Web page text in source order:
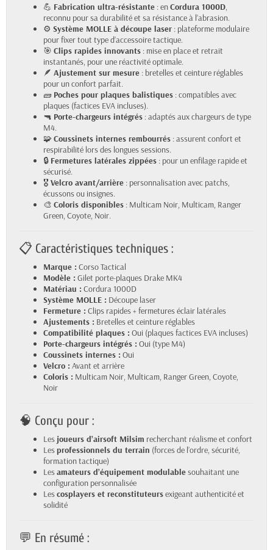
💪 Fabrication ultra-résistante : enCordura 1000D,
reconnu pour sa durabilité et sa résistance à l’abrasion.
⚙️ Système MOLLE à découpe laser : plateforme modulaire
pour fixer tout type d’accessoire tactique.
🎯 Clips rapides innovants : mise en place et retrait
instantanés, pour une réactivité optimale.
🪶 Ajustement sur mesure : bretelles et ceinture réglables
pour un confort parfait.
🧱 Poches pour plaques balistiques : compatibles avec
plaques (factices EVA incluses).
🔫 Porte-chargeurs intégrés : adaptés aux chargeurs de type
M4.
🧩 Coussinets internes rembourrés : assurent confort et
respirabilité lors des longues sessions.
🔒 Fermetures latérales zippées : pour un enfilage rapide et
sécurisé.
🎖️ Velcro avant/arrière : personnalisation avec patchs,
écussons ou insignes.
🎨 Coloris disponibles : Multicam Noir, Multicam, Ranger
Green, Coyote, Noir.
📋 Caractéristiques techniques :
Marque : Corso Tactical
Modèle : Gilet porte-plaques Drake MK4
Matériau : Cordura 1000D
Système MOLLE : Découpe laser
Fermeture : Clips rapides + fermetures éclair latérales
Ajustements : Bretelles et ceinture réglables
Compatibilité plaques : Oui (plaques factices EVA incluses)
Porte-chargeurs intégrés : Oui (type M4)
Coussinets internes : Oui
Velcro : Avant et arrière
Coloris : Multicam Noir, Multicam, Ranger Green, Coyote,
Noir
🧠 Conçu pour :
Les joueurs d’airsoft Milsim recherchant réalisme et confort
Lesprofessionnels du terrain (forces de l’ordre, sécurité,
formation tactique)
Lesamateurs d’équipement modulablesouhaitant une
configuration personnalisée
Lescosplayers et reconstituteursexigeant authenticité et
solidité
💬 En résumé :